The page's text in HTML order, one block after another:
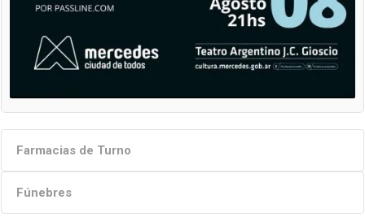
Farmacias de Turno
Fúnebres